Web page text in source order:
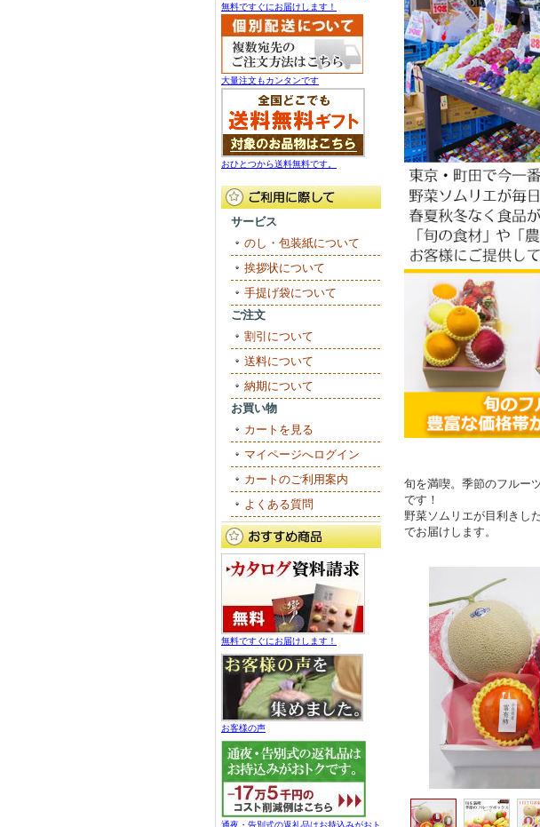
無料ですぐにお届けします！
大量注文もカンタンです
おひとつから送料無料です。
サービス
のし・包装紙について
挨拶状について
手提げ袋について
ご注文
割引について
送料について
納期について
お買い物
カートを見る
マイページへログイン
カートのご利用案内
よくある質問
無料ですぐにお届けします！
お客様の声
通夜・告別式の返礼品はお持込みがおト
旬を満喫。季節のフルー
です！
野菜ソムリエが目利きし
でお届けします。